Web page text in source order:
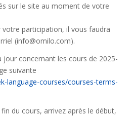
sur le site au moment de votre
votre participation, il vous faudra
(info@omilo.com).
jour concernant les cours de 2025-
suivante
language-courses/courses-terms-
du cours, arrivez après le début,